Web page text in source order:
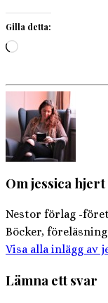
Gilla detta:
Laddar
…
Om jessica hjert
Nestor förlag -
Böcker,
Visa alla inlägg av
Lämna ett svar